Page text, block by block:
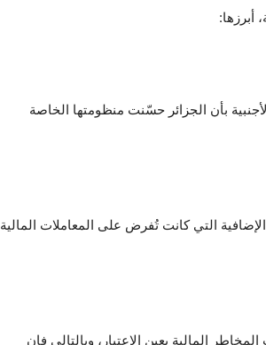
أبرزها:
بأن الجزائر حسّنت منظومتها الخاصة
التي كانت تُفرض على المعاملات المالية
المالية بعين الاعتبار، وبالتالي فإن